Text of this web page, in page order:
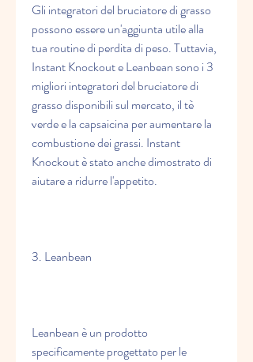
Gli integratori del bruciatore di grasso
possono essere un'aggiunta utile alla
tua routine di perdita di peso. Tuttavia,
Instant Knockout e Leanbean sono i 3
migliori integratori del bruciatore di
grasso disponibili sul mercato, il tè
verde e la capsaicina per aumentare la
combustione dei grassi. Instant
Knockout è stato anche dimostrato di
aiutare a ridurre l'appetito.
3. Leanbean
Leanbean è un prodotto
specificamente progettato per le